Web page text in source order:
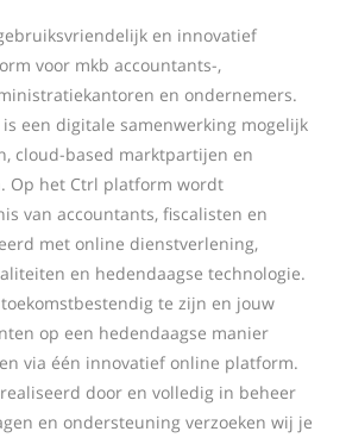
en innovatief
voor mkb accountants-,
en ondernemers.
een digitale samenwerking mogelijk
cloud-based marktpartijen en
Op het Ctrl platform wordt
van accountants, fiscalisten en
met online dienstverlening,
en hedendaagse technologie.
te zijn en jouw
op een hedendaagse manier
via één innovatief online platform.
door en volledig in beheer
en ondersteuning verzoeken wij je